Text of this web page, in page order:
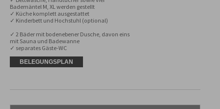
Bademäntel M, XL werden gestellt
✓ Küche komplett ausgestattet
✓ Kinderbett und Hochstuhl (optional)
✓ 2 Bäder mit bodenebener Dusche, davon eins
mit Sauna und Badewanne
✓ separates Gäste-WC
BELEGUNGSPLAN